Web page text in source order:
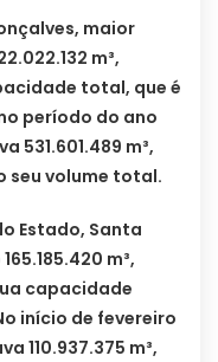
maior
m³,
total, que é
período do ano
531.601.489 m³,
seu volume total.
Estado, Santa
m³,
capacidade
início de fevereiro
110.937.375 m³,